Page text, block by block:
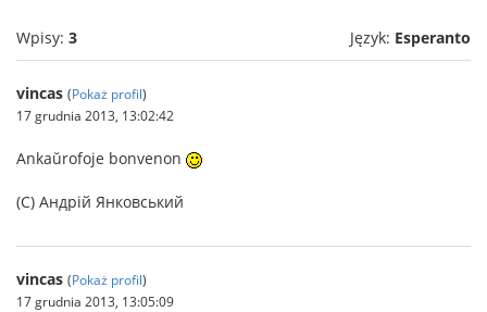
Wpisy: 3 Język: Esperanto
vincas (Pokaż profil)
17 grudnia 2013, 13:02:42
Ankaŭrofoje bonvenon
(C) Андрій Янковський
vincas (Pokaż profil)
17 grudnia 2013, 13:05:09